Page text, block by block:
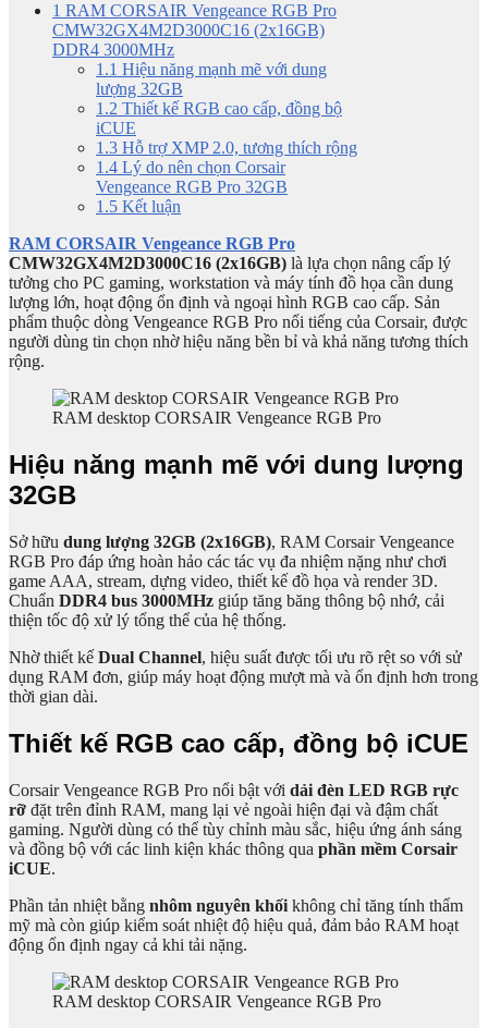
1 RAM CORSAIR Vengeance RGB Pro
CMW32GX4M2D3000C16 (2x16GB)
DDR4 3000MHz
1.1 Hiệu năng mạnh mẽ với dung
lượng 32GB
1.2 Thiết kế RGB cao cấp, đồng bộ
iCUE
1.3 Hỗ trợ XMP 2.0, tương thích rộng
1.4 Lý do nên chọn Corsair
Vengeance RGB Pro 32GB
1.5 Kết luận
RAM CORSAIR Vengeance RGB Pro
CMW32GX4M2D3000C16 (2x16GB) là lựa chọn nâng cấp lý
tưởng cho PC gaming, workstation và máy tính đồ họa cần dung
lượng lớn, hoạt động ổn định và ngoại hình RGB cao cấp. Sản
phẩm thuộc dòng Vengeance RGB Pro nổi tiếng của Corsair, được
người dùng tin chọn nhờ hiệu năng bền bỉ và khả năng tương thích
rộng.
RAM desktop CORSAIR Vengeance RGB Pro
Hiệu năng mạnh mẽ với dung lượng
32GB
Sở hữu dung lượng 32GB (2x16GB), RAM Corsair Vengeance
RGB Pro đáp ứng hoàn hảo các tác vụ đa nhiệm nặng như chơi
game AAA, stream, dựng video, thiết kế đồ họa và render 3D.
Chuẩn DDR4 bus 3000MHz giúp tăng băng thông bộ nhớ, cải
thiện tốc độ xử lý tổng thể của hệ thống.
Nhờ thiết kế Dual Channel, hiệu suất được tối ưu rõ rệt so với sử
dụng RAM đơn, giúp máy hoạt động mượt mà và ổn định hơn trong
thời gian dài.
Thiết kế RGB cao cấp, đồng bộ iCUE
Corsair Vengeance RGB Pro nổi bật với dải đèn LED RGB rực
rỡ đặt trên đỉnh RAM, mang lại vẻ ngoài hiện đại và đậm chất
gaming. Người dùng có thể tùy chỉnh màu sắc, hiệu ứng ánh sáng
và đồng bộ với các linh kiện khác thông qua phần mềm Corsair
iCUE.
Phần tản nhiệt bằng nhôm nguyên khối không chỉ tăng tính thẩm
mỹ mà còn giúp kiểm soát nhiệt độ hiệu quả, đảm bảo RAM hoạt
động ổn định ngay cả khi tải nặng.
RAM desktop CORSAIR Vengeance RGB Pro